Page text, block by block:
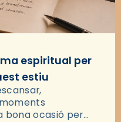
espiritual per
estiu
bona ocasió per